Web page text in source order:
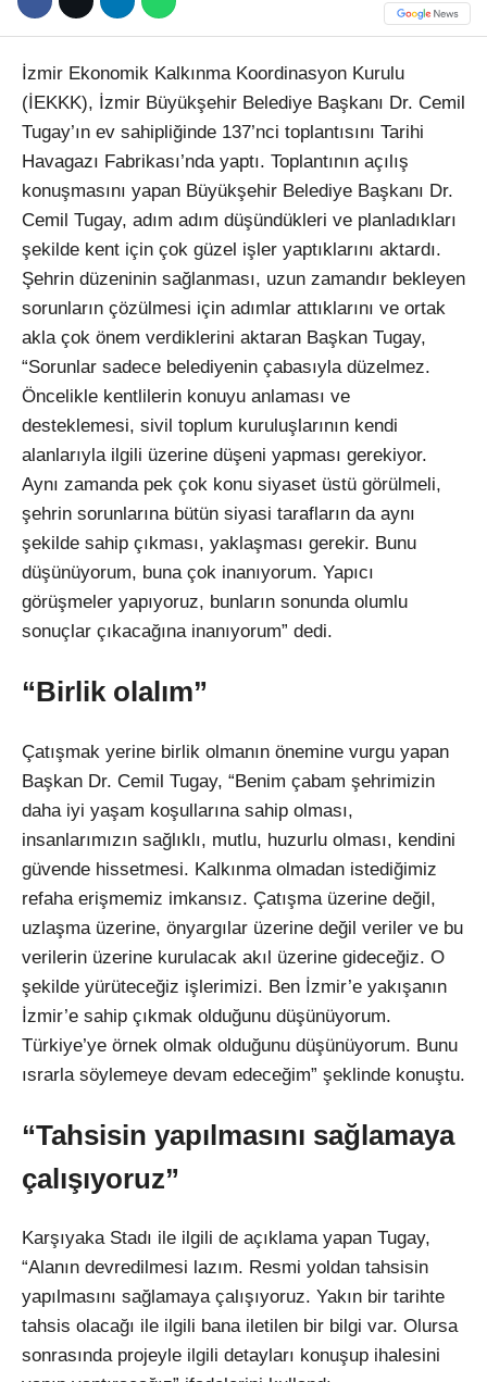
İzmir Ekonomik Kalkınma Koordinasyon Kurulu
(İEKKK), İzmir Büyükşehir Belediye Başkanı Dr. Cemil
Tugay’ın ev sahipliğinde 137’nci toplantısını Tarihi
Havagazı Fabrikası’nda yaptı. Toplantının açılış
konuşmasını yapan Büyükşehir Belediye Başkanı Dr.
Cemil Tugay, adım adım düşündükleri ve planladıkları
şekilde kent için çok güzel işler yaptıklarını aktardı.
Şehrin düzeninin sağlanması, uzun zamandır bekleyen
sorunların çözülmesi için adımlar attıklarını ve ortak
akla çok önem verdiklerini aktaran Başkan Tugay,
“Sorunlar sadece belediyenin çabasıyla düzelmez.
Öncelikle kentlilerin konuyu anlaması ve
desteklemesi, sivil toplum kuruluşlarının kendi
alanlarıyla ilgili üzerine düşeni yapması gerekiyor.
Aynı zamanda pek çok konu siyaset üstü görülmeli,
şehrin sorunlarına bütün siyasi tarafların da aynı
şekilde sahip çıkması, yaklaşması gerekir. Bunu
düşünüyorum, buna çok inanıyorum. Yapıcı
görüşmeler yapıyoruz, bunların sonunda olumlu
sonuçlar çıkacağına inanıyorum” dedi.
“Birlik olalım”
Çatışmak yerine birlik olmanın önemine vurgu yapan
Başkan Dr. Cemil Tugay, “Benim çabam şehrimizin
daha iyi yaşam koşullarına sahip olması,
insanlarımızın sağlıklı, mutlu, huzurlu olması, kendini
güvende hissetmesi. Kalkınma olmadan istediğimiz
refaha erişmemiz imkansız. Çatışma üzerine değil,
uzlaşma üzerine, önyargılar üzerine değil veriler ve bu
verilerin üzerine kurulacak akıl üzerine gideceğiz. O
şekilde yürüteceğiz işlerimizi. Ben İzmir’e yakışanın
İzmir’e sahip çıkmak olduğunu düşünüyorum.
Türkiye’ye örnek olmak olduğunu düşünüyorum. Bunu
ısrarla söylemeye devam edeceğim” şeklinde konuştu.
“Tahsisin yapılmasını sağlamaya
çalışıyoruz”
Karşıyaka Stadı ile ilgili de açıklama yapan Tugay,
“Alanın devredilmesi lazım. Resmi yoldan tahsisin
yapılmasını sağlamaya çalışıyoruz. Yakın bir tarihte
tahsis olacağı ile ilgili bana iletilen bir bilgi var. Olursa
sonrasında projeyle ilgili detayları konuşup ihalesini